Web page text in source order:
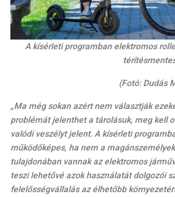
A kísérleti programban elektromos
(Fotó: Dudás
„Ma még sokan azért nem választják
problémát jelenthet a tárolásuk, meg kell
valódi veszélyt jelent. A kísérleti
működőképes, ha nem a
tulajdonában vannak az elektromos
teszi lehetővé azok használatát dolgozói
felelősségvállalás az élhetőbb